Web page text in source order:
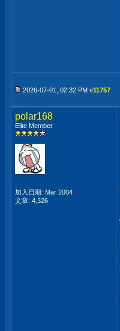
2026-07-01, 02:32 PM #11757
polar168
Elite Member
加入日期: Mar 2004
文章: 4,326